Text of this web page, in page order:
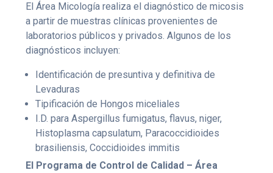
El Área Micología realiza el diagnóstico de micosis
a partir de muestras clínicas provenientes de
laboratorios públicos y privados. Algunos de los
diagnósticos incluyen:
Identificación de presuntiva y definitiva de
Levaduras
Tipificación de Hongos miceliales
I.D. para Aspergillus fumigatus, flavus, niger,
Histoplasma capsulatum, Paracoccidioides
brasiliensis, Coccidioides immitis
El Programa de Control de Calidad – Área